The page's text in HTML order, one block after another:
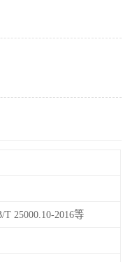
T 25000.10-2016等